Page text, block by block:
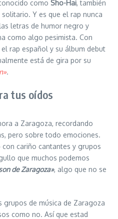
como Sho-Hai, también
Y es que el rap nunca
letras de humor negro y
como algo pesimista. Con
rap español y su álbum debut
está de gira por su
.
tus oídos
a Zaragoza, recordando
pero sobre todo emociones.
cariño cantantes y grupos
que muchos podemos
de Zaragoza», algo que no se
grupos de música de Zaragoza
como no. Así que estad